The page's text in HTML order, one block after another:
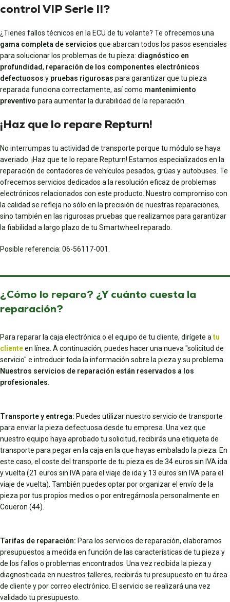
control VIP Serie II?
¿Tienes fallos técnicos en la ECU de tu volante? Te ofrecemos una
gama completa de servicios que abarcan todos los pasos esenciales
para solucionar los problemas de tu pieza: diagnóstico en
profundidad, reparación de los componentes electrónicos
defectuosos y pruebas rigurosas para garantizar que tu pieza
reparada funciona correctamente, así como mantenimiento
preventivo para aumentar la durabilidad de la reparación.
¡Haz que lo repare Repturn!
No interrumpas tu actividad de transporte porque tu módulo se haya
averiado. ¡Haz que te lo repare Repturn! Estamos especializados en la
reparación de contadores de vehículos pesados, grúas y autobuses. Te
ofrecemos servicios dedicados a la resolución eficaz de problemas
electrónicos relacionados con este producto. Nuestro compromiso con
la calidad se refleja no sólo en la precisión de nuestras reparaciones,
sino también en las rigurosas pruebas que realizamos para garantizar
la fiabilidad a largo plazo de tu Smartwheel reparado.
Posible referencia: 06-56117-001.
¿Cómo lo reparo? ¿Y cuánto cuesta la
reparación?
Para reparar la caja electrónica o el equipo de tu cliente, dirígete atu
clienteen línea. A continuación, puedes hacer una nueva "solicitud de
servicio" e introducir toda la información sobre la pieza y su problema.
Nuestros servicios de reparación están reservados a los
profesionales.
Transporte y entrega: Puedes utilizar nuestro servicio de transporte
para enviar la pieza defectuosa desde tu empresa. Una vez que
nuestro equipo haya aprobado tu solicitud, recibirás una etiqueta de
transporte para pegar en la caja en la que hayas embalado la pieza. En
este caso, el coste del transporte de tu pieza es de 34 euros sin IVA ida
y vuelta (21 euros sin IVA para el viaje de ida y 13 euros sin IVA para el
viaje de vuelta). También puedes optar por organizar el envío de la
pieza por tus propios medios o por entregárnosla personalmente en
Couëron (44).
Tarifas de reparación: Para los servicios de reparación, elaboramos
presupuestos a medida en función de las características de tu pieza y
de los fallos o problemas encontrados. Una vez recibida la pieza y
diagnosticada en nuestros talleres, recibirás tu presupuesto en tu área
de cliente y por correo electrónico. El servicio se realizará una vez
validado tu presupuesto.